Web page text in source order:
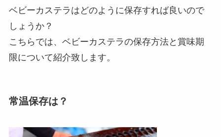
ベビーカステラはどのように保存すれば良いので
しょうか？
こちらでは、ベビーカステラの保存方法と賞味期
限について紹介致します。
常温保存は？